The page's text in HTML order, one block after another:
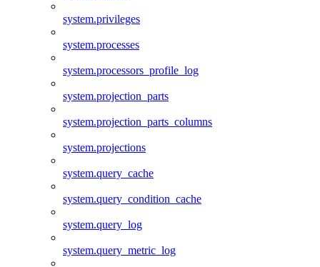
system.privileges
system.processes
system.processors_profile_log
system.projection_parts
system.projection_parts_columns
system.projections
system.query_cache
system.query_condition_cache
system.query_log
system.query_metric_log